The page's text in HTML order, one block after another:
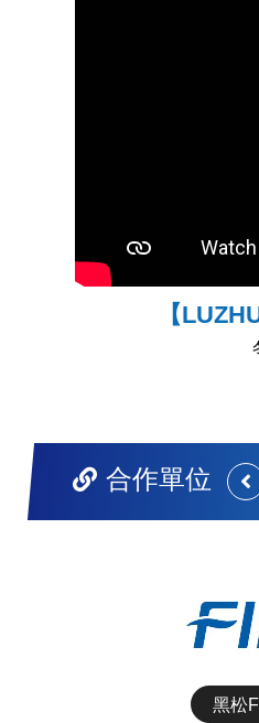
【
臺北市大安運動中心
合作單位
黑松